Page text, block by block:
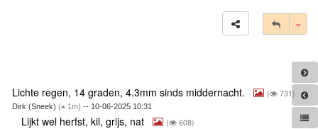
Lichte regen, 14 graden, 4.3mm sinds middernacht. ( 731)
Dirk (Sneek) ( 1m) -- 10-06-2025 10:31
Lijkt wel herfst, kil, grijs, nat ( 608)